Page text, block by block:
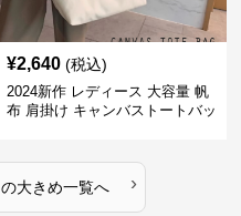
¥2,640 (税込)
2024新作 レディース 大容量 帆
布 肩掛け キャンバストートバッ
の大きめ一覧へ ›